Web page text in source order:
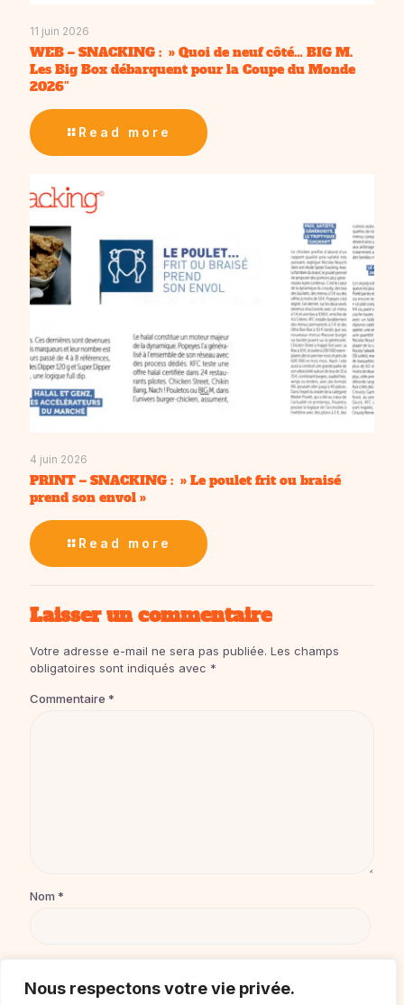
Nous respectons votre vie privée.
11 juin 2026
WEB – SNACKING : » Quoi de neuf côté… BIG M.
Les Big Box débarquent pour la Coupe du Monde
2026″
Read more
4 juin 2026
PRINT – SNACKING : » Le poulet frit ou braisé
prend son envol »
Read more
Laisser un commentaire
Votre adresse e-mail ne sera pas publiée. Les champs
obligatoires sont indiqués avec *
Commentaire *
Nom *